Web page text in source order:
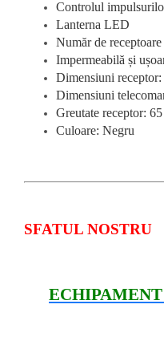
Controlul
Lanterna LED
Număr de
Impermeabilă și
Dimensiuni
Dimensiuni
Greutate receptor:
Culoare: Negru
SFATUL NOSTRU